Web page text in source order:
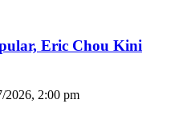
Eric Chou Kini
2026, 2:00 pm